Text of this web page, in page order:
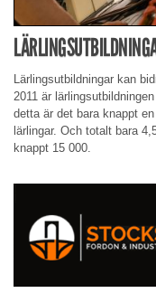
Lärlingsutbildningar kan
2011 är
detta är det bara knappt
lärlingar. Och totalt bara
knappt 15 000.